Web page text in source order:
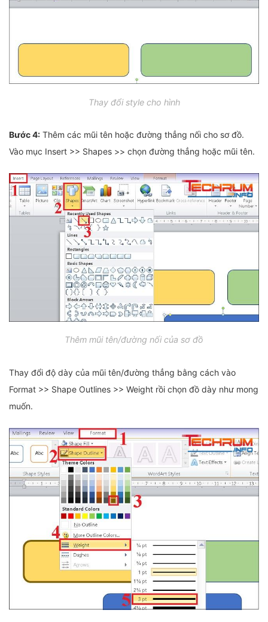
Thay đổi style cho hình
Bước 4: Thêm các mũi tên hoặc đường thẳng nối cho sơ đồ.
Vào mục Insert >> Shapes >> chọn đường thẳng hoặc mũi tên.
Thêm mũi tên/đường nối của sơ đồ
Thay đổi độ dày của mũi tên/đường thẳng bằng cách vào
Format >> Shape Outlines >> Weight rồi chọn đồ dày như mong
muốn.